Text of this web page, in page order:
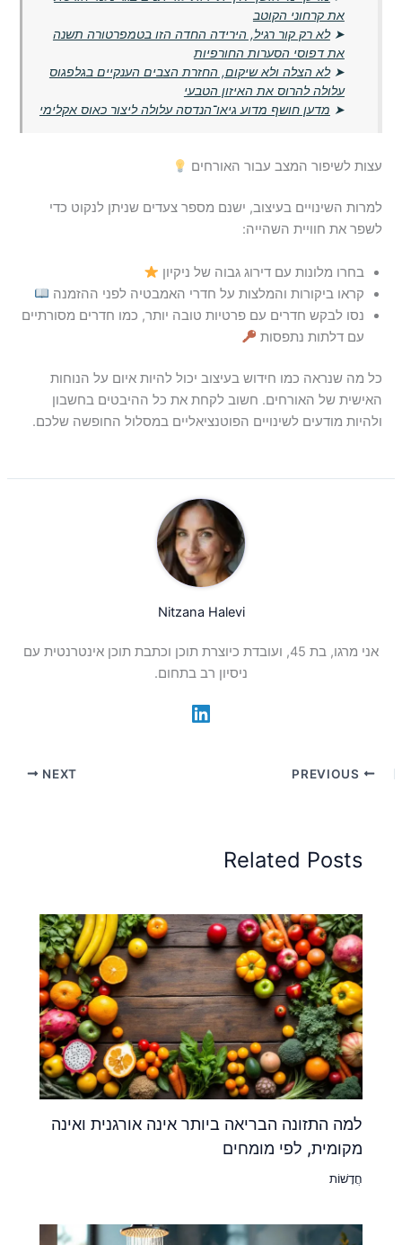
את קרחוני הקוטב
➤לא רק קור רגיל, הירידה החדה הזו בטמפרטורה תשנה
את דפוסי הסערות החורפיות
➤לא הצלה ולא שיקום, החזרת הצבים הענקיים בגלפגוס
עלולה להרוס את האיזון הטבעי
➤ מדען חושף מדוע גיאו־הנדסה עלולה ליצור כאוס אקלימי
עצות לשיפור המצב עבור האורחים
למרות השינויים בעיצוב, ישנם מספר צעדים שניתן לנקוט כדי
לשפר את חוויית השהייה:
בחרו מלונות עם דירוג גבוה של ניקיון
קראו ביקורות והמלצות על חדרי האמבטיה לפני ההזמנה
נסו לבקש חדרים עם פרטיות טובה יותר, כמו חדרים מסורתיים
עם דלתות נתפסות
כל מה שנראה כמו חידוש בעיצוב יכול להיות איום על הנוחות
האישית של האורחים. חשוב לקחת את כל ההיבטים בחשבון
ולהיות מודעים לשינויים הפוטנציאליים במסלול החופשה שלכם.
Nitzana Halevi
אני מרגו, בת 45, ועובדת כיוצרת תוכן וכתבת תוכן אינטרנטית עם
ניסיון רב בתחום.
NEXT
Related Posts
למה התזונה הבריאה ביותר אינה אורגנית ואינה
מקומית, לפי מומחים
חֲדָשׁוֹת